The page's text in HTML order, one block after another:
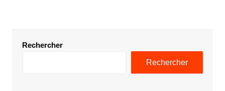
Rechercher
Rechercher